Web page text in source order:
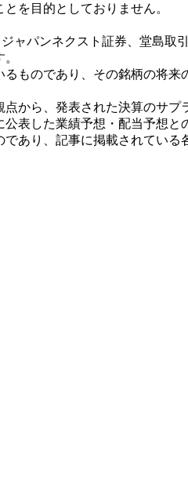
を目的としておりません。
ンネクスト証券、堂島取引
ものであり、その銘柄の将
から、発表された決算のサ
表した業績予想・配当予想
あり、記事に掲載されてい